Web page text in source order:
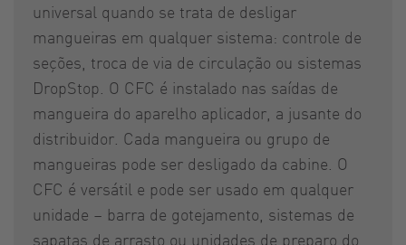
universal quando se trata de desligar
mangueiras em qualquer sistema: controle de
seções, troca de via de circulação ou sistemas
DropStop. O CFC é instalado nas saídas de
mangueira do aparelho aplicador, a jusante do
distribuidor. Cada mangueira ou grupo de
mangueiras pode ser desligado da cabine. O
CFC é versátil e pode ser usado em qualquer
unidade – barra de gotejamento, sistemas de
sapatas de arrasto ou unidades de preparo do